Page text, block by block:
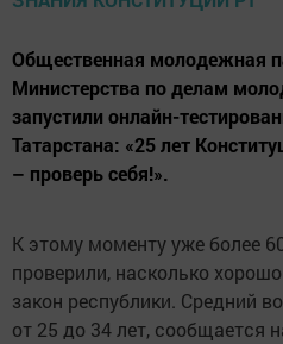
Общественная молодежная
Министерства по делам
запустили онлайн-
Татарстана: «25 лет
– проверь себя!».
К этому моменту уже более
проверили, насколько
закон республики. Средний
от 25 до 34 лет, сообщается